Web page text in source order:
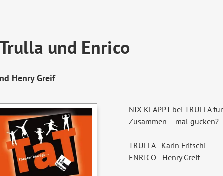
und Enrico
Henry Greif
NIX KLAPPT bei TRULLA
Zusammen – mal gucken?
TRULLA - Karin Fritschi
ENRICO - Henry Greif